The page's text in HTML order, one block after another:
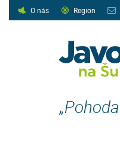
O nás Region
„Pohoda